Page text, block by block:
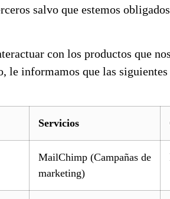
salvo que estemos
con los productos que
le informamos que las
Servicios
MailChimp (Campañas de
marketing)